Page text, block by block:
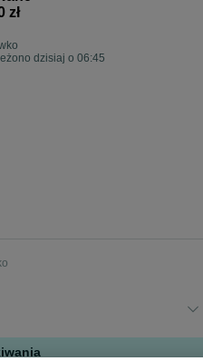
zł
dzisiaj o 06:45